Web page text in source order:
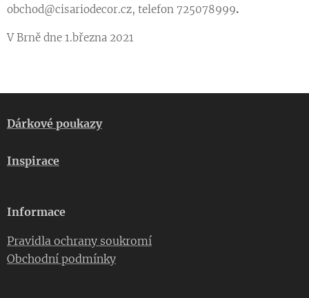
obchod@cisariodecor.cz, telefon 725078999.
V Brně dne 1.března 2021
Dárkové poukazy
Inspirace
Informace
Pravidla ochrany soukromí
Obchodní podmínky